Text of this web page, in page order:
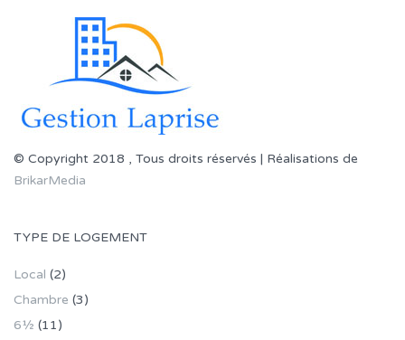
© Copyright 2018 , Tous droits réservés | Réalisations de
BrikarMedia
TYPE DE LOGEMENT
Local (2)
Chambre (3)
6½ (11)